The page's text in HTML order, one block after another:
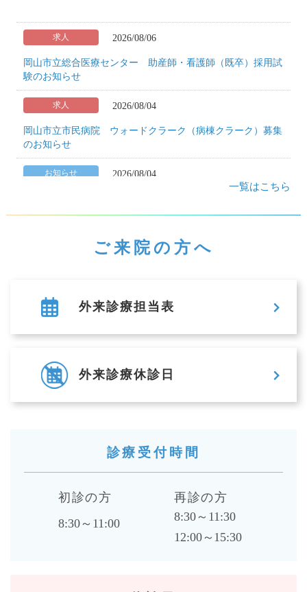
求人 2026/08/06
岡山市立総合医療センター 助産師・看護師（既卒）採用試
験のお知らせ
求人 2026/08/04
岡山市立市民病院 ウォードクラーク（病棟クラーク）募集
のお知らせ
お知らせ 2026/08/04
岡山市立市民病院のDMAT（災害派遣医療チーム）が被災地
お知らせ
COVID-19感染症の増加による院内でのマスク着用のお願い
岡山市立市民病院 非正規看護補助者（夜間）募集のお知ら
第321回リウマチ教室 「『オーラルフレイル』から『口腔機
能低下症』への進行を防ごう」を公開しました
一覧はこちら
ご来院の方へ
外来診療担当表
外来診療休診日
診療受付時間
初診の方
8:30～11:00
再診の方
8:30～11:30
12:00～15:30